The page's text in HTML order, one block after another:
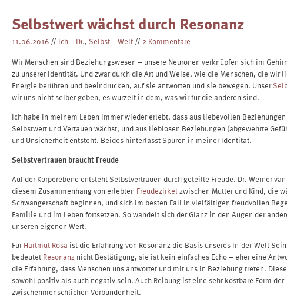
Selbstwert wächst durch Resonanz
11.06.2016 // Ich + Du, Selbst + Welt // 2 Kommentare
Wir Menschen sind Beziehungswesen – unsere Neuronen verknüpfen sich im
zu unserer Identität. Und zwar durch die Art und Weise, wie die Menschen, die wir
Energie berühren und beeindrucken, auf sie antworten und sie bewegen. Unser
wir uns nicht selber geben, es wurzelt in dem, was wir für die anderen sind.
Ich habe in meinem Leben immer wieder erlebt, dass aus liebevollen
Selbstwert und Vertauen wächst, und aus lieblosen Beziehungen (abgewehrte
und Unsicherheit entsteht. Beides hinterlässt Spuren in meiner Identität.
Selbstvertrauen braucht Freude
Auf der Körperebene entsteht Selbstvertrauen durch geteilte Freude. Dr. Werner
diesem Zusammenhang von erlebten Freudezirkel zwischen Mutter und Kind, die
Schwangerschaft beginnen, und sich im besten Fall in vielfältigen freudvollen
Familie und im Leben fortsetzen. So wandelt sich der Glanz in den Augen der
unseren eigenen Wert.
FürHartmut Rosa ist die Erfahrung von Resonanz die Basis unseres In-der-Welt-
bedeutet Resonanz nicht Bestätigung, sie ist kein einfaches Echo – eher eine
die Erfahrung, dass Menschen uns antwortet und mit uns in Beziehung treten.
sowohl positiv als auch negativ sein. Auch Reibung ist eine sehr kostbare Form der
zwischenmenschlichen Verbundenheit.